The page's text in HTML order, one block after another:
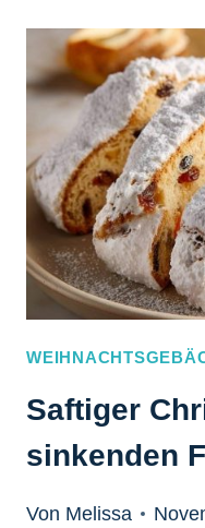
Saftiger
sinkenden
Von Melissa